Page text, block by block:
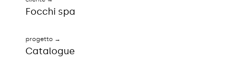
Focchi spa
progetto →
Catalogue